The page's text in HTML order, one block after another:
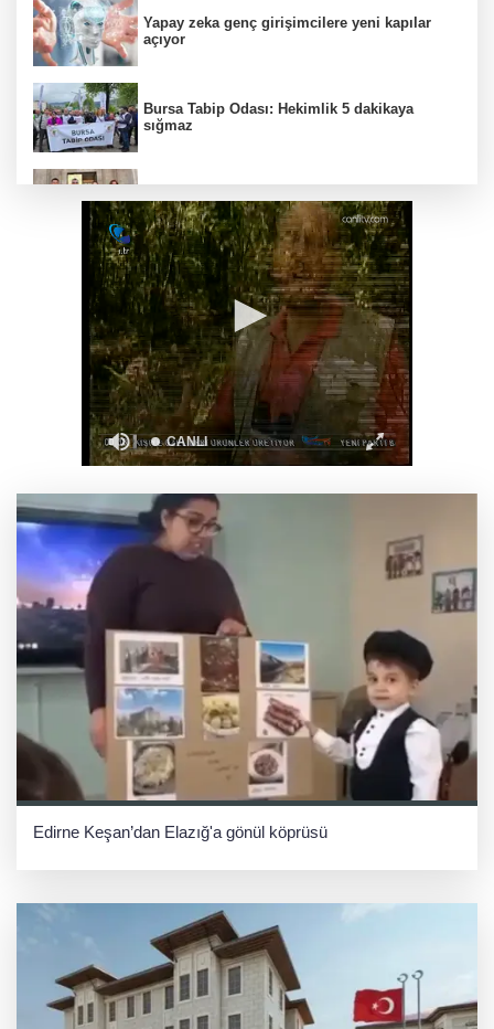
Yapay zeka genç girişimcilere yeni kapılar
açıyor
Bursa Tabip Odası: Hekimlik 5 dakikaya
sığmaz
temaslar
Hakkari'de JİHA destekli operasyonda 253
kilo esrar ele geçirildi
Keşan Kent Konseyi'nden muhtarlara nezaket
ziyareti
İstanbul Maltepe’de çocuklar kitapların renkli
dünyasında
Edirne Keşan’dan Elazığ'a gönül köprüsü